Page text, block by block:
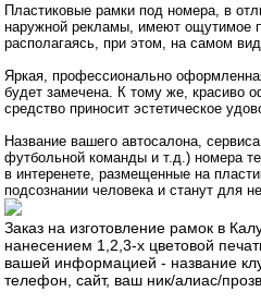
Пластиковые рамки под номера, в
наружной рекламы, имеют ощутимое
располагаясь, при этом, на самом
Яркая, профессионально
будет замечена. К тому же, красиво
средство приносит эстетическое
Название вашего автосалона,
футбольной команды и т.д.) номера
в интеренете, размещенные на
подсознании человека и станут для
Заказ на изготовление рамок в
нанесением 1,2,3-х цветовой
вашей информацией - название
телефон, сайт, ваш ник/алиас/